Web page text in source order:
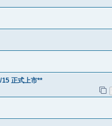
正式上市**